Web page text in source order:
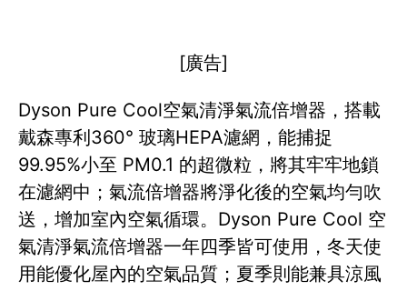
[廣告]
Dyson Pure Cool空氣清淨氣流倍增器，搭載
戴森專利360° 玻璃HEPA濾網，能捕捉
99.95%小至 PM0.1 的超微粒，將其牢牢地鎖
在濾網中；氣流倍增器將淨化後的空氣均勻吹
送，增加室內空氣循環。Dyson Pure Cool 空
氣清淨氣流倍增器一年四季皆可使用，冬天使
用能優化屋內的空氣品質；夏季則能兼具涼風